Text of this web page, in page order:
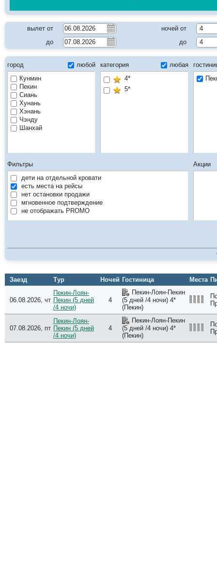
вылет от ночей от
4
до
до 4
город
любой
Кунмин
Пекин
Сиань
Хунань
Хэнань
Чэнду
Шанхай
категория
любая
4*
5*
Фильтры
дети на отдельной кровати
есть места на рейсы
нет остановки продажи
мгновенное подтверждение
не отображать PROMO
Акции
Заезд Тур Ночей Гостиница Места
06.08.2026, чт
Пекин-Лоян-
Пекин (5 дней
/4 ночи)
4
Пекин-Лоян-Пекин
(5 дней /4 ночи) 4*
(Пекин)
07.08.2026, пт
Пекин-Лоян-
Пекин (5 дней
/4 ночи)
4
Пекин-Лоян-Пекин
(5 дней /4 ночи) 4*
(Пекин)